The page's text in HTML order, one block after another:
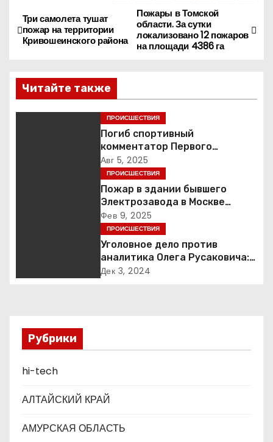
Н
а
и
о
а
п
и
с
я
Пожары в Томской
области. За сутки
локализовано 12 пожаров
на площади 4386 га
Три самолета тушат
пожар на территории
Кривошеинского района
Читайте также
ПРОИСШЕСТВИЯ
Погиб спортивный
комментатор Первого
Александр Гришин
Авг 5, 2025
ПРОИСШЕСТВИЯ
Пожар в здании бывшего
Электрозавода в Москве
успешно ликвидирован
Фев 9, 2025
ПРОИСШЕСТВИЯ
Уголовное дело против
аналитика Олега Русаковича:
обвинения, вымогательство и
Дек 3, 2024
Рубрики
hi-tech
АЛТАЙСКИЙ КРАЙ
АМУРСКАЯ ОБЛАСТЬ